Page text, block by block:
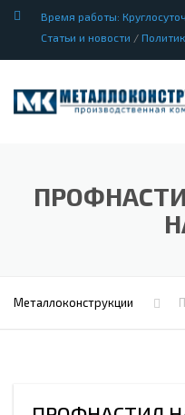
Время работы:
Статьи и новости /
Металлоконструкции